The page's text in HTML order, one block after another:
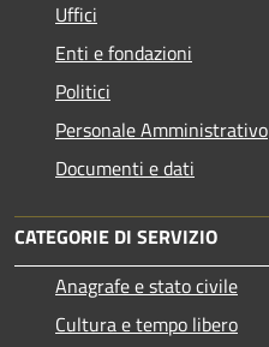
Uffici
Enti e fondazioni
Politici
Personale Amministrativo
Documenti e dati
CATEGORIE DI SERVIZIO
Anagrafe e stato civile
Cultura e tempo libero